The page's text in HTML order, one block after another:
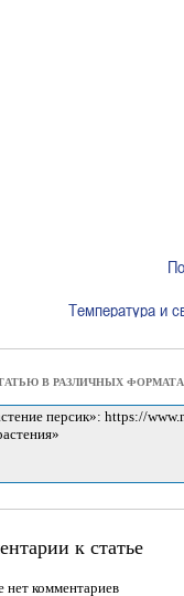
Температура и
В РАЗЛИЧНЫХ
к статье
нет комментариев